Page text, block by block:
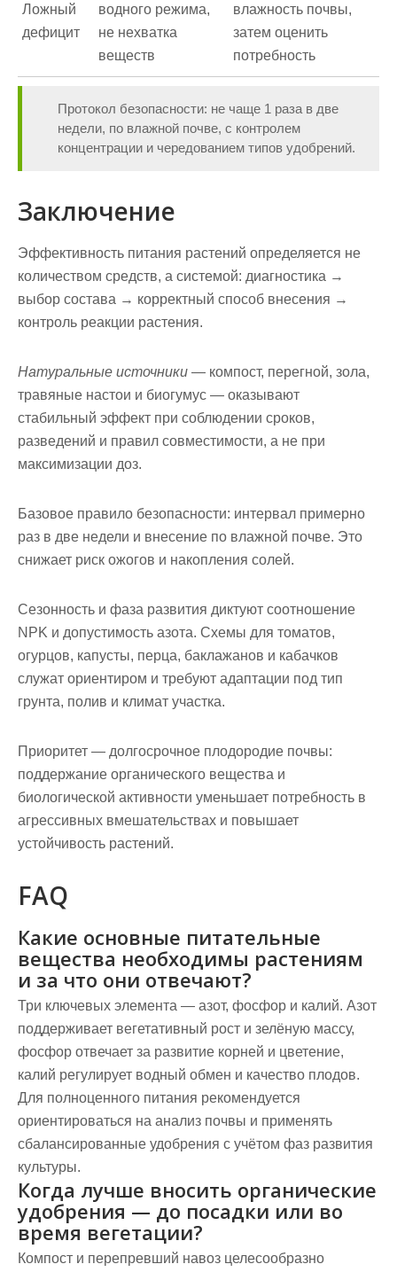
Ложный
дефицит
водного режима,
не нехватка
веществ
влажность почвы,
затем оценить
потребность
Протокол безопасности: не чаще 1 раза в две
недели, по влажной почве, с контролем
концентрации и чередованием типов удобрений.
Заключение
Эффективность питания растений определяется не
количеством средств, а системой: диагностика →
выбор состава → корректный способ внесения →
контроль реакции растения.
Натуральные источники — компост, перегной, зола,
травяные настои и биогумус — оказывают
стабильный эффект при соблюдении сроков,
разведений и правил совместимости, а не при
максимизации доз.
Базовое правило безопасности: интервал примерно
раз в две недели и внесение по влажной почве. Это
снижает риск ожогов и накопления солей.
Сезонность и фаза развития диктуют соотношение
NPK и допустимость азота. Схемы для томатов,
огурцов, капусты, перца, баклажанов и кабачков
служат ориентиром и требуют адаптации под тип
грунта, полив и климат участка.
Приоритет — долгосрочное плодородие почвы:
поддержание органического вещества и
биологической активности уменьшает потребность в
агрессивных вмешательствах и повышает
устойчивость растений.
FAQ
Какие основные питательные
вещества необходимы растениям
и за что они отвечают?
Три ключевых элемента — азот, фосфор и калий. Азот
поддерживает вегетативный рост и зелёную массу,
фосфор отвечает за развитие корней и цветение,
калий регулирует водный обмен и качество плодов.
Для полноценного питания рекомендуется
ориентироваться на анализ почвы и применять
сбалансированные удобрения с учётом фаз развития
культуры.
Когда лучше вносить органические
удобрения — до посадки или во
время вегетации?
Компост и перепревший навоз целесообразно